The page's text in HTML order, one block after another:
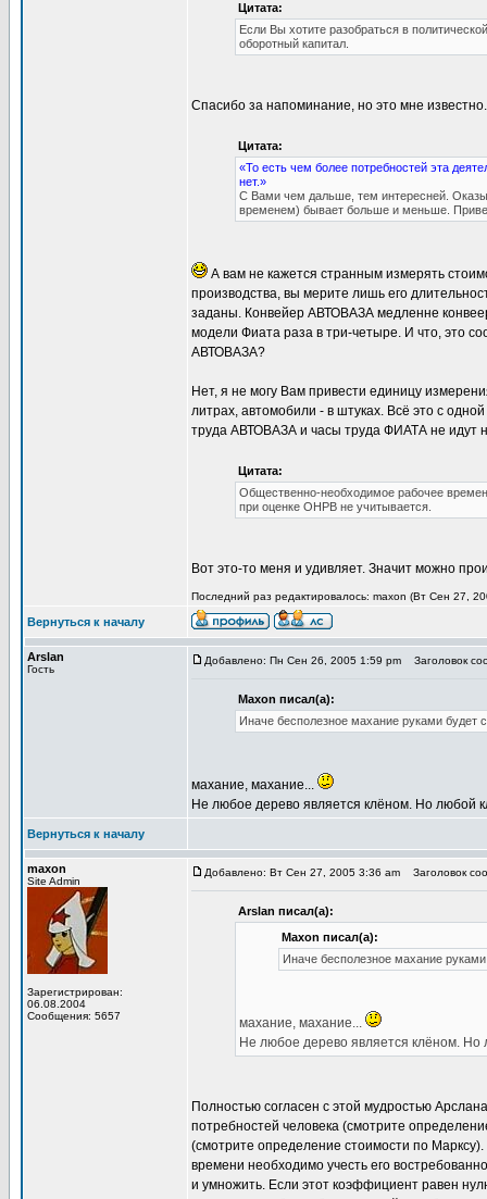
Цитата:
Если Вы хотите разобраться в
оборотный капитал.
Спасибо за напоминание, но это мне известно.
Цитата:
«То есть чем более потребностей эта
нет.»
С Вами чем дальше, тем интересней.
временем) бывает больше и меньше.
А вам не кажется странным измерять
производства, вы мерите лишь его
заданы. Конвейер АВТОВАЗА медленне
модели Фиата раза в три-четыре. И что, это
АВТОВАЗА?
Нет, я не могу Вам привести единицу
литрах, автомобили - в штуках. Всё это с
труда АВТОВАЗА и часы труда ФИАТА не идут
Цитата:
Общественно-необходимое рабочее
при оценке ОНРВ не учитывается.
Вот это-то меня и удивляет. Значит можно
Последний раз редактировалось: maxon (Вт Сен 27,
Вернуться к началу
Arslan
Гость
Добавлено: Пн Сен 26, 2005 1:59 pm Заголовок
Maxon писал(а):
Иначе бесполезное махание руками будет
махание, махание...
Не любое дерево является клёном. Но любой
Вернуться к началу
maxon
Site Admin
Зарегистрирован:
06.08.2004
Сообщения: 5657
Добавлено: Вт Сен 27, 2005 3:36 am Заголовок
Arslan писал(а):
Maxon писал(а):
Иначе бесполезное махание руками
махание, махание...
Не любое дерево является клёном. Но
Полностью согласен с этой мудростью
потребностей человека (смотрите
(смотрите определение стоимости по
времени необходимо учесть его
и умножить. Если этот коэффициент равен